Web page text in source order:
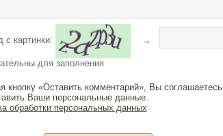
с картинки: →
для заполнения
кнопку «Оставить комментарий», Вы соглашаетесь
Ваши персональные данные.
обработки персональных данных